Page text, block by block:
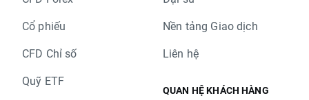
Cổ phiếu
CFD Chỉ số
Quỹ ETF
Nền tảng Giao dịch
Liên hệ
QUAN HỆ KHÁCH HÀNG